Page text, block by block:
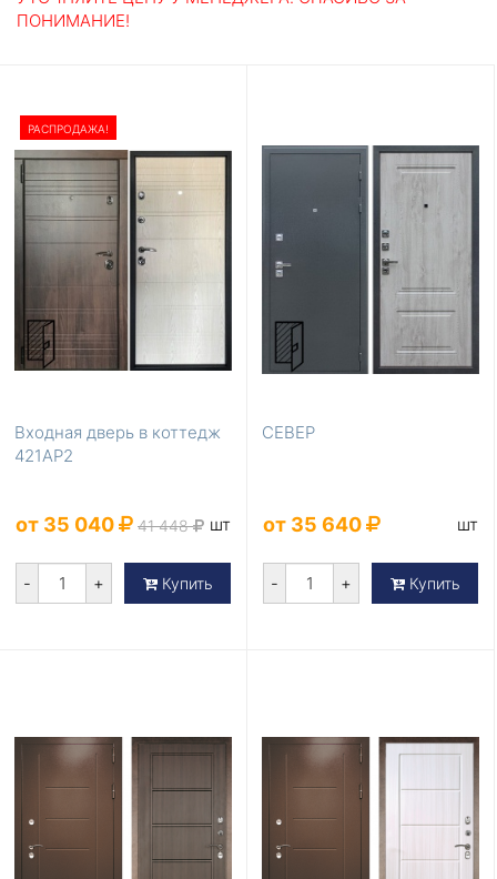
Материал отделки
860×2050
1250×2070 850×2050 950×2050
Популярные цвета
Коричневые Светло-коричневые Светлые
Серые Тёмно-коричневые Темные
ПОНИМАНИЕ!
РАСПРОДАЖА!
Входная дверь в коттедж
421АР2
от 35 040 41 448 шт
- + Купить
СЕВЕР
от 35 640 шт
- + Купить